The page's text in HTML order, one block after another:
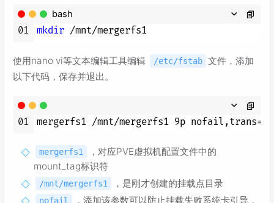
bash
01 mkdir
使用nano vi等文本编辑工具编辑 /etc/fstab 文件，添加
以下代码，保存并退出。
01
mergerfs1
，对应PVE虚拟机配置文件中的
mount_tag标识符
/mnt/mergerfs1 ，是刚才创建的挂载点目录
nofail ，添加该参数可以防止挂载失败系统卡引导，